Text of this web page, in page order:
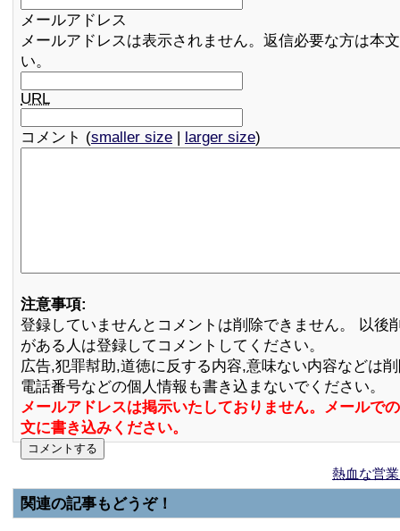
メールアドレス
メールアドレスは表示されません。返信必要な方は本
い。
URL
コメント (smaller size | larger size)
注意事項:
登録していませんとコメントは削除できません。 以後
がある人は登録してコメントしてください。
広告,犯罪幇助,道徳に反する内容,意味ない内容などは
電話番号などの個人情報も書き込まないでください。
メールアドレスは掲示いたしておりません。メールで
文に書き込みください。
熱血な営
関連の記事もどうぞ！